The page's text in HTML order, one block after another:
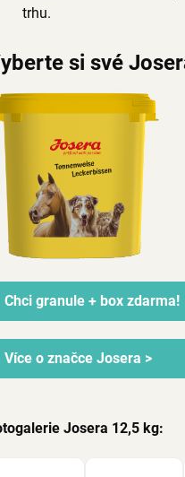
trhu.
si své
Chci granule + box zdarma!
Více o značce Josera >
Josera 12,5 kg: